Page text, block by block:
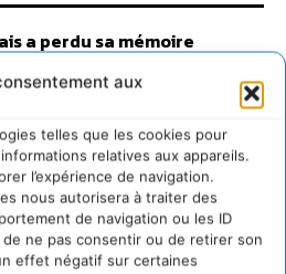
aux
telles que les cookies pour
relatives aux appareils.
l’expérience de navigation.
nous autorisera à traiter des
de navigation ou les ID
ne pas consentir ou de retirer son
effet négatif sur certaines
a perdu sa mémoire
le territoire (2020-2026)
aux espèces vivantes
communs de Zoepolis
les freins au
comestibles dans nos